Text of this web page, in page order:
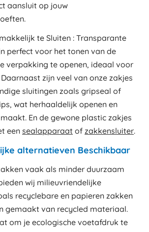
aansluit op jouw
te Sluiten : Transparante
perfect voor het tonen van de
verpakking te openen, ideaal voor
zijn veel van onze zakjes
sluitingen zoals gripseal of
wat herhaaldelijk openen en
En de gewone plastic zakjes
een sealapparaat of zakkensluiter.
alternatieven Beschikbaar
vaak als minder duurzaam
wij milieuvriendelijke
recyclebare en papieren zakken
gemaakt van recycled materiaal.
om je ecologische voetafdruk te